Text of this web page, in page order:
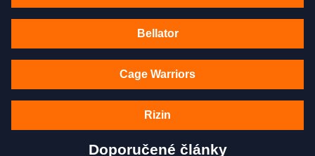
Bellator
Cage Warriors
Rizin
Doporučené články